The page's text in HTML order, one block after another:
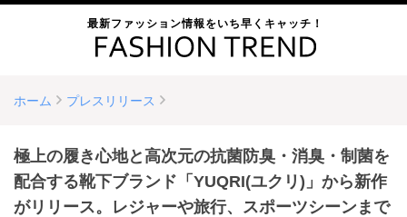
最新ファッション情報をいち早くキャッチ！
ホーム プレスリリース
極上の履き心地と高次元の抗菌防臭・消臭・制菌を
配合する靴下ブランド「YUQRI(ユクリ)」から新作
がリリース。レジャーや旅行、スポーツシーンまで